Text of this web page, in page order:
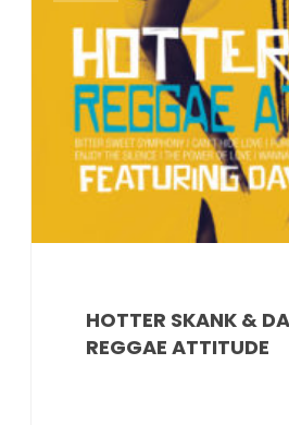
HOTTER SKANK &
REGGAE ATTITUDE